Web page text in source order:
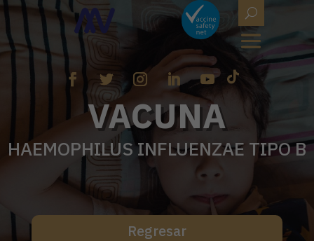
VACUNA
HAEMOPHILUS INFLUENZAE TIPO B
Regresar